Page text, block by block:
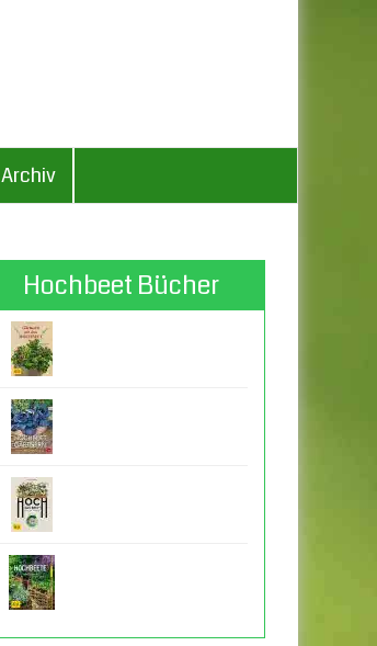
Archiv
Hochbeet Bücher